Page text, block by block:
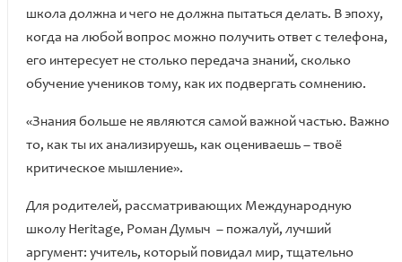
школа должна и чего не должна пытаться делать. В эпоху,
когда на любой вопрос можно получить ответ с телефона,
его интересует не столько передача знаний, сколько
обучение учеников тому, как их подвергать сомнению.
«Знания больше не являются самой важной частью. Важно
то, как ты их анализируешь, как оцениваешь – твоё
критическое мышление».
Для родителей, рассматривающих Международную
школу Heritage, Роман Думыч – пожалуй, лучший
аргумент: учитель, который повидал мир, тщательно